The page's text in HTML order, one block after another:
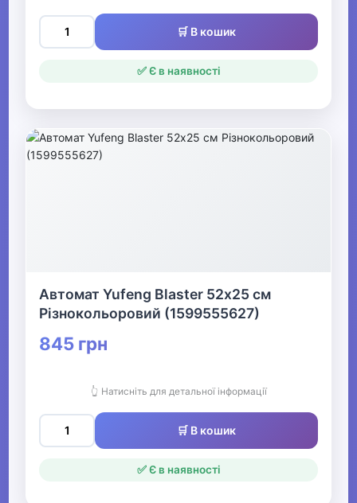
🛒 В кошик
✅ Є в наявності
Автомат Yufeng Blaster 52х25 см
Різнокольоровий (1599555627)
845 грн
👆 Натисніть для детальної інформації
🛒 В кошик
✅ Є в наявності